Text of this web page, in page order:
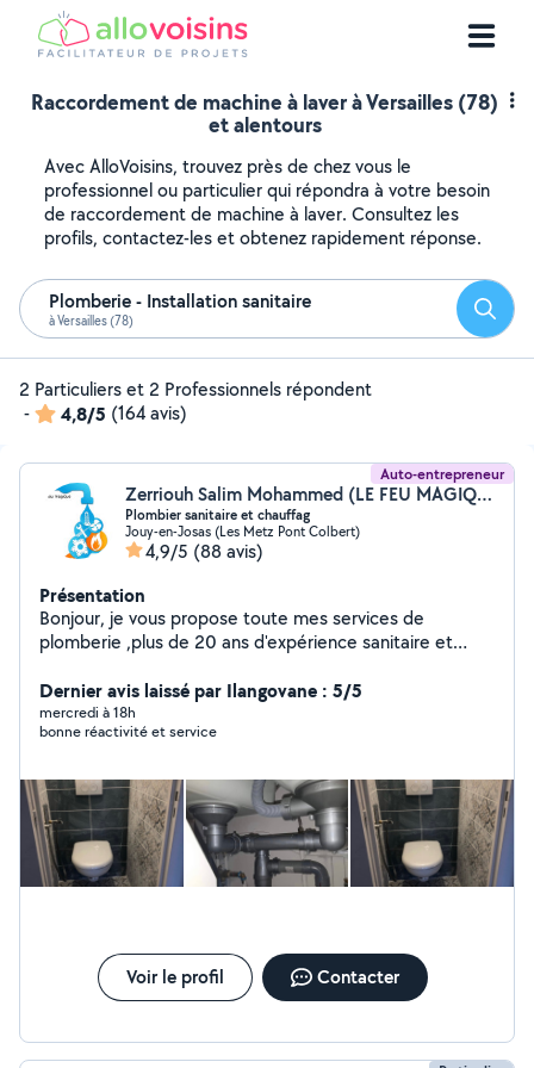
Raccordement de machine à laver à Versailles (78)
et alentours
Avec AlloVoisins, trouvez près de chez vous le
professionnel ou particulier qui répondra à votre besoin
de raccordement de machine à laver. Consultez les
profils, contactez-les et obtenez rapidement réponse.
Plomberie - Installation sanitaire
à Versailles (78)
2 Particuliers et 2 Professionnels répondent
-
4,8/5 (164 avis)
Auto-entrepreneur
Zerriouh Salim Mohammed (LE FEU MAGIQUE SALIM)
Plombier sanitaire et chauffag
Jouy-en-Josas (Les Metz Pont Colbert)
4,9/5 (88 avis)
Présentation
Bonjour, je vous propose toute mes services de
plomberie ,plus de 20 ans d'expérience sanitaire et
chaude, lavabo, douche italienne, baignoire, WC....... -
Rénovation général -soudures et recherche de fuite -
dépannage de canalisations. -Débouchage de
professionnel. DEVIS GRATUIT
Dernier avis laissé par Ilangovane : 5/5
mercredi à 18h
bonne réactivité et service
Voir le profil Contacter